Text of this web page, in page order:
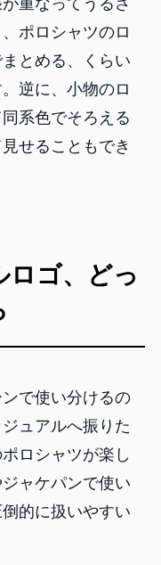
ポロシャツのロ
とめる、くらい
逆に、小物のロ
系色でそろえる
せることもでき
ロゴ、どっ
で使い分けるの
ュアルへ振りた
ロシャツが楽し
ャケパンで使い
的に扱いやすい